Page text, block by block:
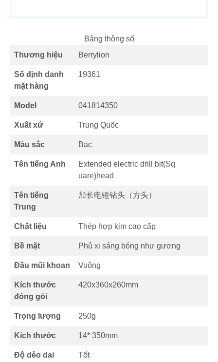
Bảng thông số
Thương hiệu
Berrylion
Số định danh
mặt hàng
19361
Model 041814350
Xuất xứ Trung Quốc
Màu sắc Bạc
Tên tiếng Anh
Extended electric drill bit(Sq
uare)head
Tên tiếng
Trung
加长电锤钻头（方头）
Chất liệu Thép hợp kim cao cấp
Bề mặt Phủ xi sáng bóng như gương
Đầu mũi khoan Vuông
Kích thước
đóng gói
420x360x260mm
Trọng lượng 250g
Kích thước 14* 350mm
Độ dẻo dai Tốt